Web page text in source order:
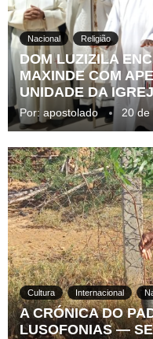
Nacional Religião
DOM LUZIZILA
MAXINDE COM
UNIDADE DA
Por: apostolado 20 de
Cultura Internacional
A CRÓNICA DO
LUSOFONIAS —